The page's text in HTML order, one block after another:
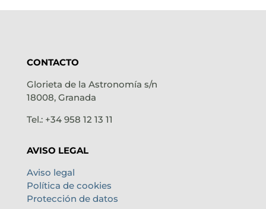
CONTACTO
Glorieta de la Astronomía s/n
18008, Granada
Tel.: +34 958 12 13 11
AVISO LEGAL
Aviso legal
Política de cookies
Protección de datos